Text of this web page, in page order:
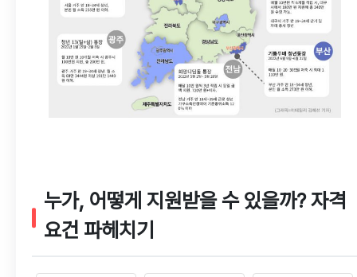
누가, 어떻게 지원받을 수 있을까? 자격
요건 파헤치기